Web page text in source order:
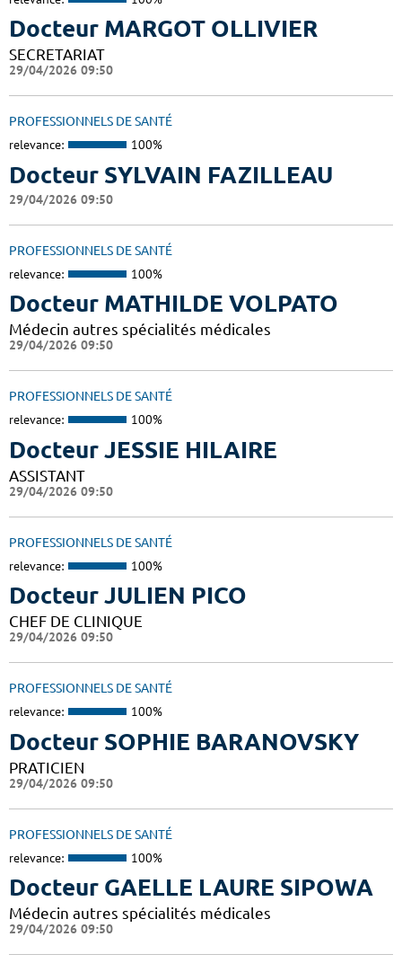
Docteur MARGOT OLLIVIER
SECRETARIAT
29/04/2026 09:50
PROFESSIONNELS DE SANTÉ
relevance: 100%
Docteur SYLVAIN FAZILLEAU
29/04/2026 09:50
PROFESSIONNELS DE SANTÉ
relevance: 100%
Docteur MATHILDE VOLPATO
Médecin autres spécialités médicales
29/04/2026 09:50
PROFESSIONNELS DE SANTÉ
relevance: 100%
Docteur JESSIE HILAIRE
ASSISTANT
29/04/2026 09:50
PROFESSIONNELS DE SANTÉ
relevance: 100%
Docteur JULIEN PICO
CHEF DE CLINIQUE
29/04/2026 09:50
PROFESSIONNELS DE SANTÉ
relevance: 100%
Docteur SOPHIE BARANOVSKY
PRATICIEN
29/04/2026 09:50
PROFESSIONNELS DE SANTÉ
relevance: 100%
Docteur GAELLE LAURE SIPOWA
Médecin autres spécialités médicales
29/04/2026 09:50